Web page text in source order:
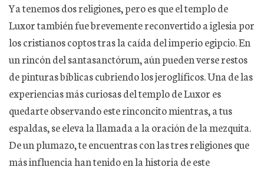
Ya tenemos dos religiones, pero es que el templo de
Luxor también fue brevemente reconvertido a iglesia por
los cristianos coptos tras la caída del imperio egipcio. En
un rincón del santasanctórum, aún pueden verse restos
de pinturas bíblicas cubriendo los jeroglíficos. Una de las
experiencias más curiosas del templo de Luxor es
quedarte observando este rinconcito mientras, a tus
espaldas, se eleva la llamada a la oración de la mezquita.
De un plumazo, te encuentras con las tres religiones que
más influencia han tenido en la historia de este